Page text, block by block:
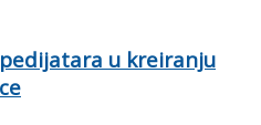
u kreiranju